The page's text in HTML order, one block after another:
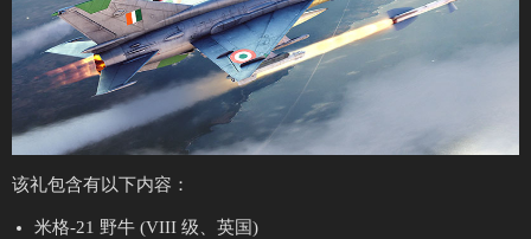
该礼包含有以下内容：
米格-21 野牛 (VIII 级、英国)